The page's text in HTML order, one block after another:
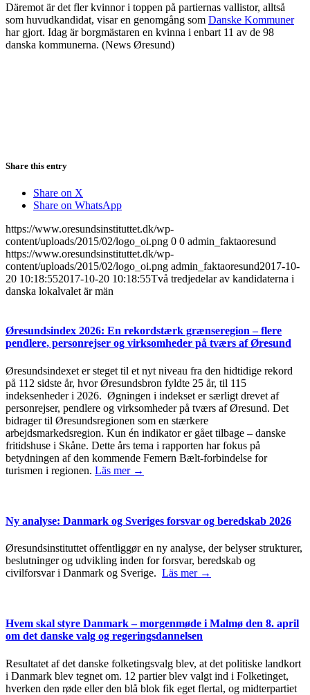
Däremot är det fler kvinnor i toppen på partiernas vallistor, alltså
som huvudkandidat, visar en genomgång som Danske Kommuner
har gjort. Idag är borgmästaren en kvinna i enbart 11 av de 98
danska kommunerna. (News Øresund)
Share this entry
Share on X
Share on WhatsApp
https://www.oresundsinstituttet.dk/wp-
content/uploads/2015/02/logo_oi.png 0 0 admin_faktaoresund
https://www.oresundsinstituttet.dk/wp-
content/uploads/2015/02/logo_oi.png admin_faktaoresund2017-10-
20 10:18:552017-10-20 10:18:55Två tredjedelar av kandidaterna i
danska lokalvalet är män
Øresundsindex 2026: En rekordstærk grænseregion – flere
pendlere, personrejser og virksomheder på tværs af Øresund
Øresundsindexet er steget til et nyt niveau fra den hidtidige rekord
på 112 sidste år, hvor Øresundsbron fyldte 25 år, til 115
indeksenheder i 2026. Øgningen i indekset er særligt drevet af
personrejser, pendlere og virksomheder på tværs af Øresund. Det
bidrager til Øresundsregionen som en stærkere
arbejdsmarkedsregion. Kun én indikator er gået tilbage – danske
fritidshuse i Skåne. Dette års tema i rapporten har fokus på
betydningen af den kommende Femern Bælt-forbindelse for
turismen i regionen. Läs mer →
Ny analyse: Danmark og Sveriges forsvar og beredskab 2026
Øresundsinstituttet offentliggør en ny analyse, der belyser strukturer,
beslutninger og udvikling inden for forsvar, beredskab og
civilforsvar i Danmark og Sverige. Läs mer →
Hvem skal styre Danmark – morgenmøde i Malmø den 8. april
om det danske valg og regeringsdannelsen
Resultatet af det danske folketingsvalg blev, at det politiske landkort
i Danmark blev tegnet om. 12 partier blev valgt ind i Folketinget,
hverken den røde eller den blå blok fik eget flertal, og midterpartiet